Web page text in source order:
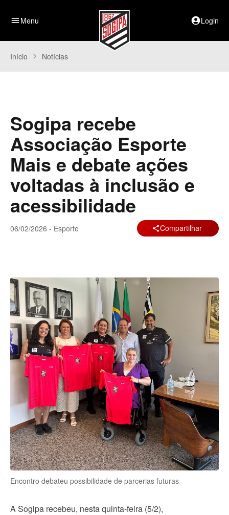
menuMenu account_circleLogin
Início chevron_right Notícias
Sogipa recebe
Associação Esporte
Mais e debate ações
voltadas à inclusão e
acessibilidade
06/02/2026 - Esporte shareCompartilhar
Encontro debateu possibilidade de parcerias futuras
A Sogipa recebeu, nesta quinta-feira (5/2),